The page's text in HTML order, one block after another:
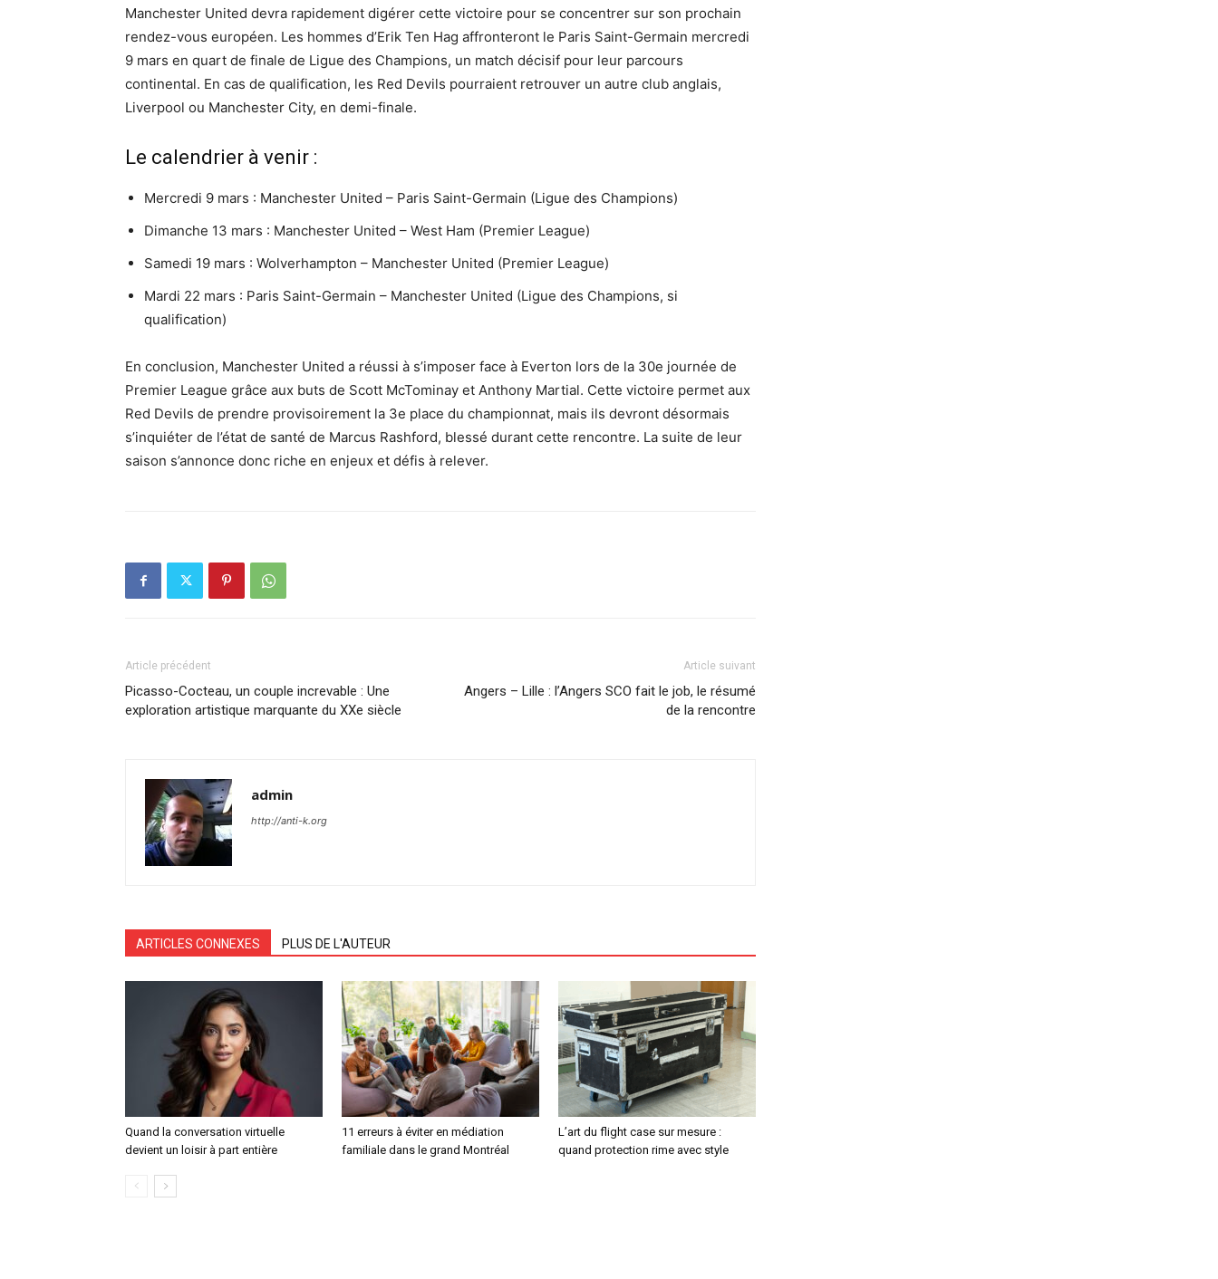
Manchester United devra rapidement digérer cette victoire pour se concentrer sur son prochain
rendez-vous européen. Les hommes d’Erik Ten Hag affronteront le Paris Saint-Germain mercredi
9 mars en quart de finale de Ligue des Champions, un match décisif pour leur parcours
continental. En cas de qualification, les Red Devils pourraient retrouver un autre club anglais,
Liverpool ou Manchester City, en demi-finale.
Le calendrier à venir :
Mercredi 9 mars : Manchester United – Paris Saint-Germain (Ligue des Champions)
Dimanche 13 mars : Manchester United – West Ham (Premier League)
Samedi 19 mars : Wolverhampton – Manchester United (Premier League)
Mardi 22 mars : Paris Saint-Germain – Manchester United (Ligue des Champions, si
qualification)
En conclusion, Manchester United a réussi à s’imposer face à Everton lors de la 30e journée de
Premier League grâce aux buts de Scott McTominay et Anthony Martial. Cette victoire permet aux
Red Devils de prendre provisoirement la 3e place du championnat, mais ils devront désormais
s’inquiéter de l’état de santé de Marcus Rashford, blessé durant cette rencontre. La suite de leur
saison s’annonce donc riche en enjeux et défis à relever.
Article précédent
Picasso-Cocteau, un couple increvable : Une
exploration artistique marquante du XXe siècle
Article suivant
Angers – Lille : l’Angers SCO fait le job, le résumé
de la rencontre
admin
http://anti-k.org
ARTICLES CONNEXES PLUS DE L'AUTEUR
Quand la conversation virtuelle
devient un loisir à part entière
11 erreurs à éviter en médiation
familiale dans le grand Montréal
L’art du flight case sur mesure :
quand protection rime avec style